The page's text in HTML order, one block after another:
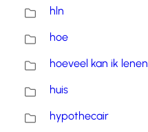
hln
hoe
hoeveel kan ik lenen
huis
hypothecair